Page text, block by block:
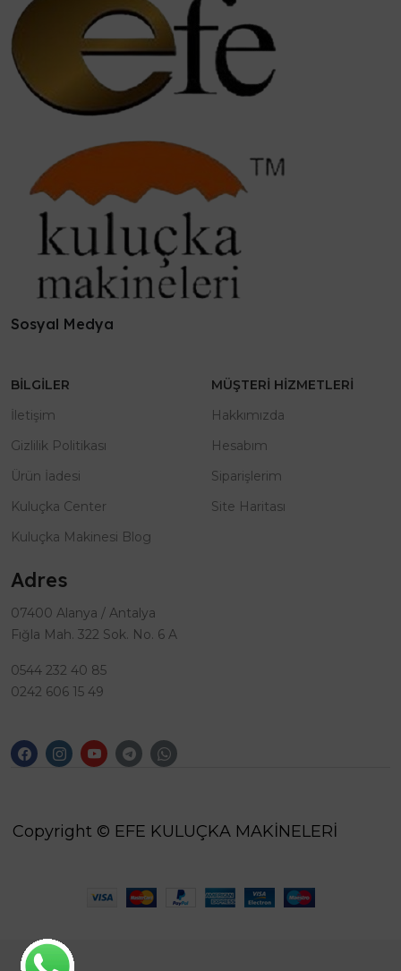
Sosyal Medya
BILGILER
İletişim
Gizlilik Politikası
Ürün İadesi
Kuluçka Center
Kuluçka Makinesi Blog
MÜŞTERI HIZMETLERI
Hakkımızda
Hesabım
Siparişlerim
Site Haritası
Adres
07400 Alanya / Antalya
Fığla Mah. 322 Sok. No. 6 A
0544 232 40 85
0242 606 15 49
Copyright © EFE KULUÇKA MAKİNELERİ